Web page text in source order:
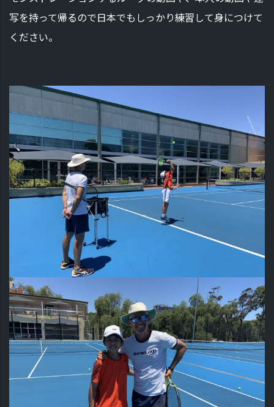
写を持って帰るので日本でもしっかり練習して身につけて
ください。